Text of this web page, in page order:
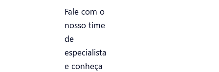
Fale com o
nosso time
de
especialista
e conheça